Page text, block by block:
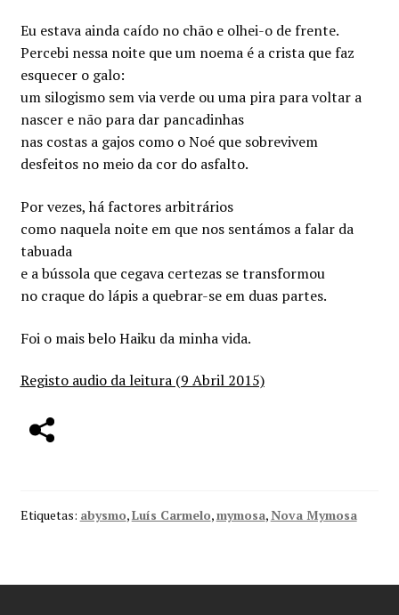
Eu estava ainda caído no chão e olhei-o de frente.
Percebi nessa noite que um noema é a crista que faz
esquecer o galo:
um silogismo sem via verde ou uma pira para voltar a
nascer e não para dar pancadinhas
nas costas a gajos como o Noé que sobrevivem
desfeitos no meio da cor do asfalto.
Por vezes, há factores arbitrários
como naquela noite em que nos sentámos a falar da
tabuada
e a bússola que cegava certezas se transformou
no craque do lápis a quebrar-se em duas partes.
Foi o mais belo Haiku da minha vida.
Registo audio da leitura (9 Abril 2015)
Etiquetas: abysmo,Luís Carmelo,mymosa, Nova Mymosa